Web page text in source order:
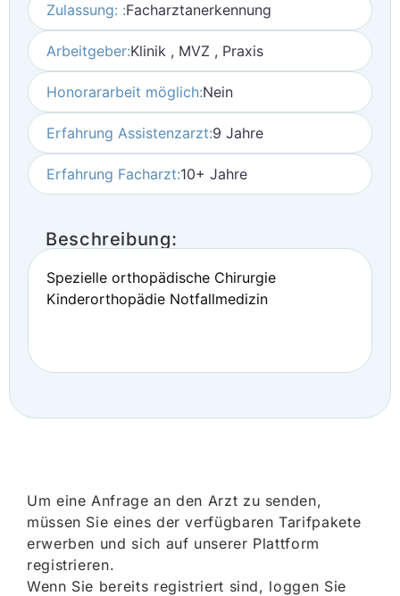
Zulassung: :Facharztanerkennung
Arbeitgeber:Klinik , MVZ , Praxis
Honorararbeit möglich:Nein
Erfahrung Assistenzarzt:9 Jahre
Erfahrung Facharzt:10+ Jahre
Beschreibung:
Spezielle orthopädische Chirurgie
Kinderorthopädie Notfallmedizin
Um eine Anfrage an den Arzt zu senden,
müssen Sie eines der verfügbaren Tarifpakete
erwerben und sich auf unserer Plattform
registrieren.
Wenn Sie bereits registriert sind, loggen Sie